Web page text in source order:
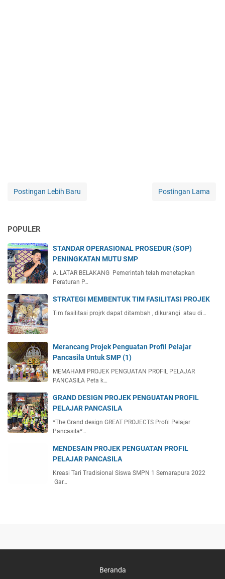
Postingan Lebih Baru Postingan Lama
POPULER
STANDAR OPERASIONAL PROSEDUR (SOP)
PENINGKATAN MUTU SMP
A. LATAR BELAKANG Pemerintah telah menetapkan
Peraturan P…
STRATEGI MEMBENTUK TIM FASILITASI PROJEK
Tim fasilitasi projrk dapat ditambah , dikurangi atau di…
Merancang Projek Penguatan Profil Pelajar
Pancasila Untuk SMP (1)
MEMAHAMI PROJEK PENGUATAN PROFIL PELAJAR
PANCASILA Peta k…
GRAND DESIGN PROJEK PENGUATAN PROFIL
PELAJAR PANCASILA
*The Grand design GREAT PROJECTS Profil Pelajar
Pancasila*…
MENDESAIN PROJEK PENGUATAN PROFIL
PELAJAR PANCASILA
Kreasi Tari Tradisional Siswa SMPN 1 Semarapura 2022
Gar…
Beranda